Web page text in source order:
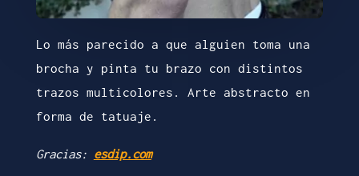
Lo más parecido a que alguien toma una
brocha y pinta tu brazo con distintos
trazos multicolores. Arte abstracto en
forma de tatuaje.
Gracias: esdip.com